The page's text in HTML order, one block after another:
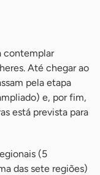
contemplar
Até chegar ao
pela etapa
e, por fim,
está prevista para
(5
das sete regiões)